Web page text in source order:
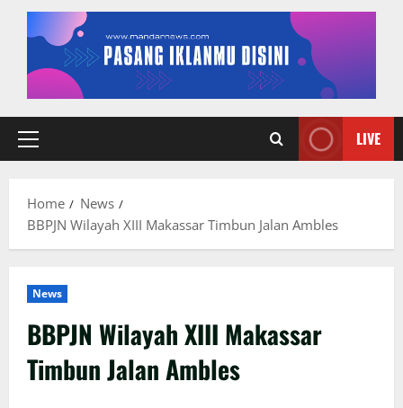
Primary
LIVE
Home
News
BBPJN Wilayah XIII Makassar Timbun Jalan Ambles
News
BBPJN Wilayah XIII Makassar
Timbun Jalan Ambles